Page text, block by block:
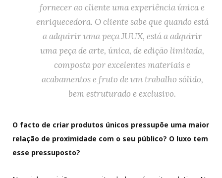
fornecer ao cliente uma experiência única e
enriquecedora. O cliente sabe que quando está
a adquirir uma peça JUUX, está a adquirir
uma peça de arte, única, de edição limitada,
composta por excelentes materiais e
acabamentos e fruto de um trabalho sólido,
bem estruturado e exclusivo.
O facto de criar produtos únicos pressupõe uma maior
relação de proximidade com o seu público? O luxo tem
esse pressuposto?